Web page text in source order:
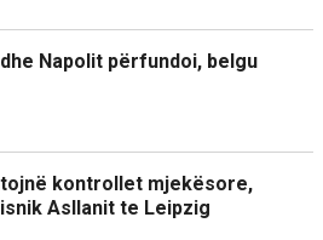
Napolit përfundoi, belgu
kontrollet mjekësore,
Asllanit te Leipzig